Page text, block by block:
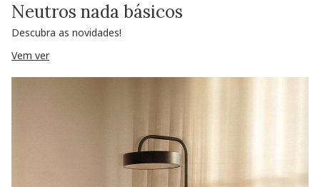
Neutros nada básicos
Descubra as novidades!
Vem ver